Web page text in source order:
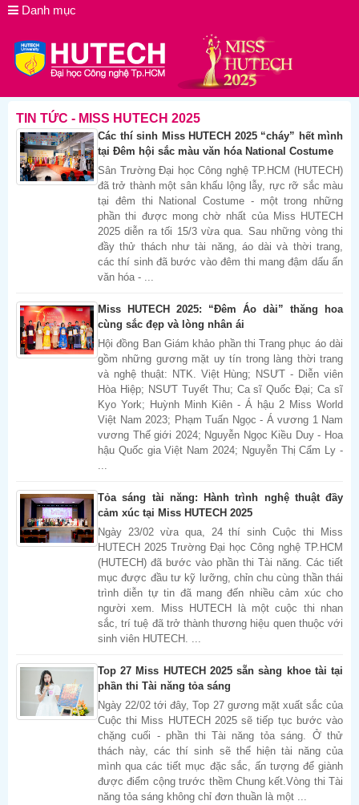
Danh mục
TIN TỨC - MISS HUTECH 2025
Các thí sinh Miss HUTECH 2025 “cháy” hết mình
tại Đêm hội sắc màu văn hóa National Costume
Sân Trường Đại học Công nghệ TP.HCM (HUTECH)
đã trở thành một sân khấu lộng lẫy, rực rỡ sắc màu
tại đêm thi National Costume - một trong những
phần thi được mong chờ nhất của Miss HUTECH
2025 diễn ra tối 15/3 vừa qua. Sau những vòng thi
đầy thử thách như tài năng, áo dài và thời trang,
các thí sinh đã bước vào đêm thi mang đậm dấu ấn
văn hóa - ...
Miss HUTECH 2025: “Đêm Áo dài” thăng hoa
cùng sắc đẹp và lòng nhân ái
Hội đồng Ban Giám khảo phần thi Trang phục áo dài
gồm những gương mặt uy tín trong làng thời trang
và nghệ thuật: NTK. Việt Hùng; NSƯT - Diễn viên
Hòa Hiệp; NSƯT Tuyết Thu; Ca sĩ Quốc Đại; Ca sĩ
Kyo York; Huỳnh Minh Kiên - Á hậu 2 Miss World
Việt Nam 2023; Phạm Tuấn Ngọc - Á vương 1 Nam
vương Thế giới 2024; Nguyễn Ngọc Kiều Duy - Hoa
hậu Quốc gia Việt Nam 2024; Nguyễn Thị Cẩm Ly -
...
Tỏa sáng tài năng: Hành trình nghệ thuật đầy
cảm xúc tại Miss HUTECH 2025
Ngày 23/02 vừa qua, 24 thí sinh Cuộc thi Miss
HUTECH 2025 Trường Đại học Công nghệ TP.HCM
(HUTECH) đã bước vào phần thi Tài năng. Các tiết
mục được đầu tư kỹ lưỡng, chỉn chu cùng thần thái
trình diễn tự tin đã mang đến nhiều cảm xúc cho
người xem. Miss HUTECH là một cuộc thi nhan
sắc, trí tuệ đã trở thành thương hiệu quen thuộc với
sinh viên HUTECH. ...
Top 27 Miss HUTECH 2025 sẵn sàng khoe tài tại
phần thi Tài năng tỏa sáng
Ngày 22/02 tới đây, Top 27 gương mặt xuất sắc của
Cuộc thi Miss HUTECH 2025 sẽ tiếp tục bước vào
chặng cuối - phần thi Tài năng tỏa sáng. Ở thử
thách này, các thí sinh sẽ thể hiện tài năng của
mình qua các tiết mục đặc sắc, ấn tượng để giành
được điểm cộng trước thềm Chung kết.Vòng thi Tài
năng tỏa sáng không chỉ đơn thuần là một ...